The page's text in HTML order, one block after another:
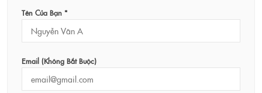
Tên Của Bạn *
Email (không Bắt Buộc)